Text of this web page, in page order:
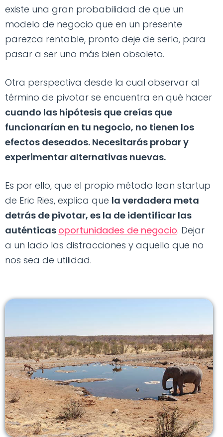
existe una gran probabilidad de que un
modelo de negocio que en un presente
parezca rentable, pronto deje de serlo, para
pasar a ser uno más bien obsoleto.
Otra perspectiva desde la cual observar al
término de pivotar se encuentra en qué hacer
cuando las hipótesis que creías que
funcionarían en tu negocio, no tienen los
efectos deseados. Necesitarás probar y
experimentar alternativas nuevas.
Es por ello, que el propio método lean startup
de Eric Ries, explica que la verdadera meta
detrás de pivotar, es la de identificar las
auténticas oportunidades de negocio. Dejar
a un lado las distracciones y aquello que no
nos sea de utilidad.